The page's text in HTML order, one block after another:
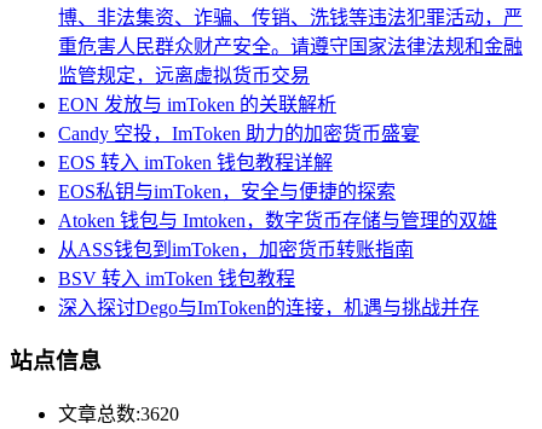
博、非法集资、诈骗、传销、洗钱等违法犯罪活动，严
重危害人民群众财产安全。请遵守国家法律法规和金融
监管规定，远离虚拟货币交易
EON 发放与 imToken 的关联解析
Candy 空投，ImToken 助力的加密货币盛宴
EOS 转入 imToken 钱包教程详解
EOS私钥与imToken，安全与便捷的探索
Atoken 钱包与 Imtoken，数字货币存储与管理的双雄
从ASS钱包到imToken，加密货币转账指南
BSV 转入 imToken 钱包教程
深入探讨Dego与ImToken的连接，机遇与挑战并存
站点信息
文章总数:3620